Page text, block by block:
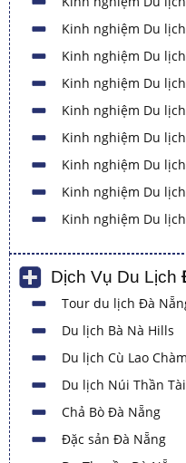
Kinh nghiệm Du
Kinh nghiệm Du
Kinh nghiệm Du
Kinh nghiệm Du
Kinh nghiệm Du
Kinh nghiệm Du
Kinh nghiệm Du
Kinh nghiệm Du
Dịch Vụ Du Lịch
Tour du lịch Đà
Du lịch Bà Nà Hills
Du lịch Cù Lao Chàm
Du lịch Núi Thần Tài
Chả Bò Đà Nẵng
Đặc sản Đà Nẵng